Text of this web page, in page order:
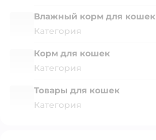
Влажный корм для кошек
Категория
Корм для кошек
Категория
Товары для кошек
Категория